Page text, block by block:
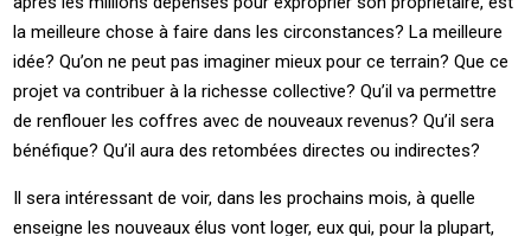
la meilleure chose à faire dans les circonstances? La meilleure
idée? Qu’on ne peut pas imaginer mieux pour ce terrain? Que ce
projet va contribuer à la richesse collective? Qu’il va permettre
de renflouer les coffres avec de nouveaux revenus? Qu’il sera
bénéfique? Qu’il aura des retombées directes ou indirectes?
Il sera intéressant de voir, dans les prochains mois, à quelle
enseigne les nouveaux élus vont loger, eux qui, pour la plupart,